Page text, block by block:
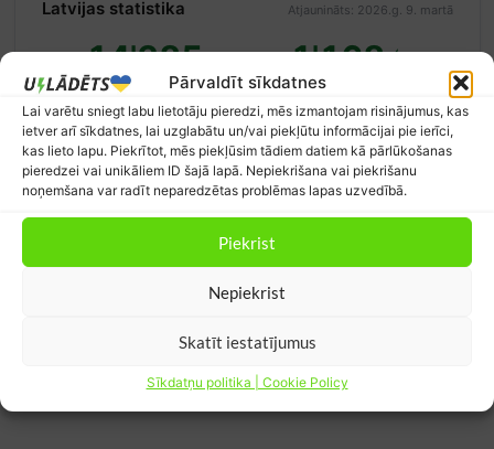
Pārvaldīt sīkdatnes
Lai varētu sniegt labu lietotāju pieredzi, mēs izmantojam risinājumus, kas
ietver arī sīkdatnes, lai uzglabātu un/vai piekļūtu informācijai pie ierīci,
kas lieto lapu. Piekrītot, mēs piekļūsim tādiem datiem kā pārlūkošanas
pieredzei vai unikāliem ID šajā lapā. Nepiekrišana vai piekrišanu
noņemšana var radīt neparedzētas problēmas lapas uzvedībā.
Piekrist
Nepiekrist
Skatīt iestatījumus
Sīkdatņu politika | Cookie Policy
Latvijas statistika Atjaunināts: 2026.g. 9. martā
14'385
elektroauto Latvijā
Avots:CSDD
1'168
ātrās uzlādes stacijas
Avots: Eiropas alternatīvo degvielu
observatorija